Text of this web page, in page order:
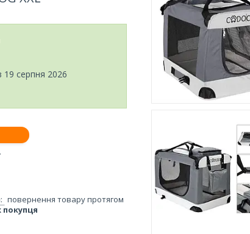
19 серпня 2026
повернення товару протягом
покупця